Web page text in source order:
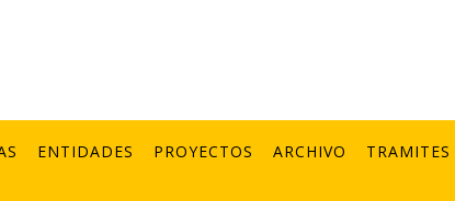
ENTIDADES PROYECTOS ARCHIVO TRAMITES